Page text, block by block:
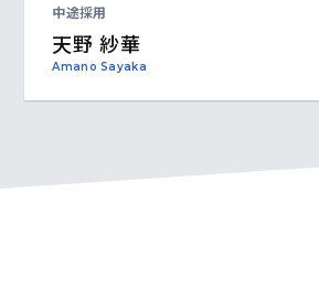
中途採用
天野 紗華
Amano Sayaka